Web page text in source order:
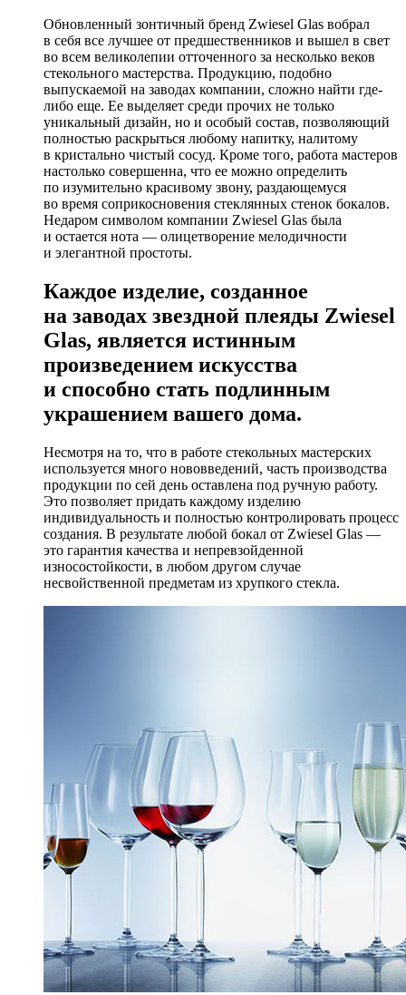
Обновленный зонтичный бренд Zwiesel Glas вобрал
в себя все лучшее от предшественников и вышел в свет
во всем великолепии отточенного за несколько веков
стекольного мастерства. Продукцию, подобно
выпускаемой на заводах компании, сложно найти где-
либо еще. Ее выделяет среди прочих не только
уникальный дизайн, но и особый состав, позволяющий
полностью раскрыться любому напитку, налитому
в кристально чистый сосуд. Кроме того, работа мастеров
настолько совершенна, что ее можно определить
по изумительно красивому звону, раздающемуся
во время соприкосновения стеклянных стенок бокалов.
Недаром символом компании Zwiesel Glas была
и остается нота — олицетворение мелодичности
и элегантной простоты.
Каждое изделие, созданное
на заводах звездной плеяды Zwiesel
Glas, является истинным
произведением искусства
и способно стать подлинным
украшением вашего дома.
Несмотря на то, что в работе стекольных мастерских
используется много нововведений, часть производства
продукции по сей день оставлена под ручную работу.
Это позволяет придать каждому изделию
индивидуальность и полностью контролировать процесс
создания. В результате любой бокал от Zwiesel Glas —
это гарантия качества и непревзойденной
износостойкости, в любом другом случае
несвойственной предметам из хрупкого стекла.